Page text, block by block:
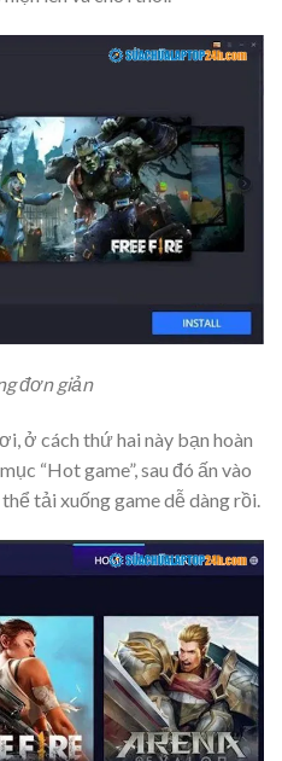
đơn giản
ở cách thứ hai này bạn hoàn
“Hot game”, sau đó ấn vào
tải xuống game dễ dàng rồi.